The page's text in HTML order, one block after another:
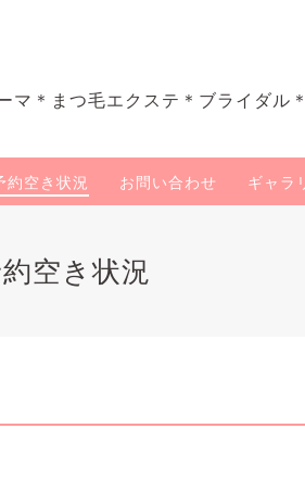
＊まつ毛エクステ＊ブライダル
約空き状況 お問い合わせ ギャラ
空き状況